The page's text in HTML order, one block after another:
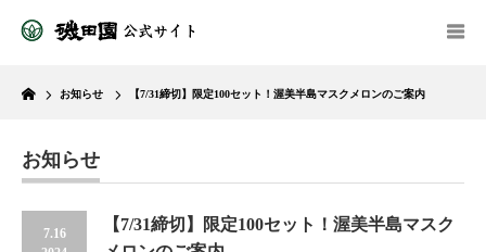
Home
お知らせ 【7/31締切】限定100セット！渥美半島マスクメロンのご案内
お知らせ
7.16
【7/31締切】限定100セット！渥美半島マスク